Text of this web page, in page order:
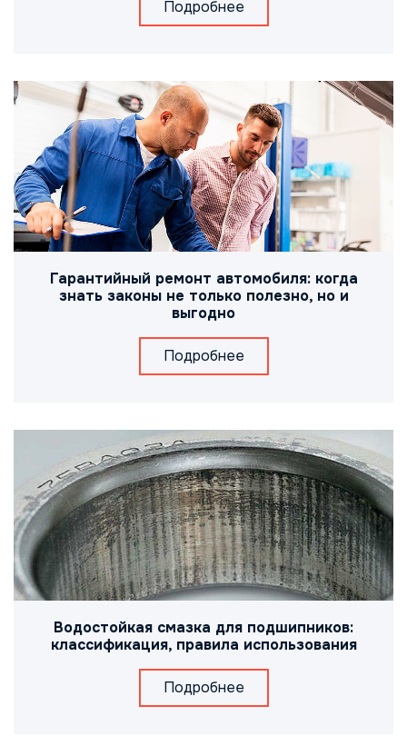
Подробнее
Гарантийный ремонт автомобиля: когда
знать законы не только полезно, но и
выгодно
Подробнее
Водостойкая смазка для подшипников:
классификация, правила использования
Подробнее